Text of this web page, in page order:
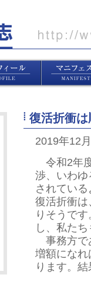
復活折衝は
2019年12
令和2年
渉、いわ
されてい
復活折衝
りそうで
し、私た
事務方で
増額にな
ります。